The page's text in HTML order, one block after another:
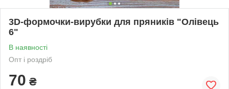
3D-формочки-вирубки для пряників "Олівець
6"
В наявності
Опт і роздріб
70 ₴